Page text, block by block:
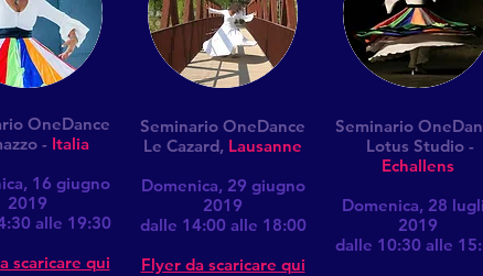
OneDance
- Italia
16 giugno
2019
alle 19:30
scaricare qui
Seminario OneDance
Le Cazard, Lausanne
Domenica, 29 giugno
2019
dalle 14:00 alle 18:00
Flyer da scaricare qui
Seminario
Lotus Studio -
Echallens
Domenica, 28
2019
dalle 10:30 alle